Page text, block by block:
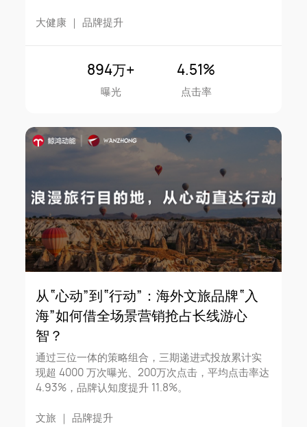
大健康 ｜品牌提升
894万+
曝光
4.51%
点击率
从“心动”到“行动”：海外文旅品牌“入
海”如何借全场景营销抢占长线游心
智？
通过三位一体的策略组合，三期递进式投放累计实
现超 4000 万次曝光、200万次点击，平均点击率达
4.93%，品牌认知度提升 11.8%。
文旅 ｜品牌提升